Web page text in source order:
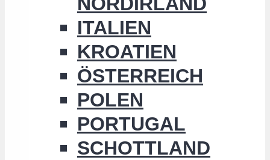
ITALIEN
KROATIEN
ÖSTERREICH
POLEN
PORTUGAL
SCHOTTLAND